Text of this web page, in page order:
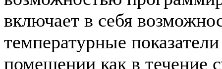
включает в себя
температурные
помещении как в течение